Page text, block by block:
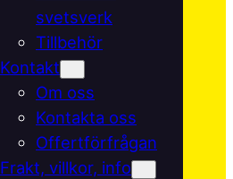
svetsverk
Tillbehör
Kontakt
Om oss
Kontakta oss
Offertförfrågan
Frakt, villkor, info